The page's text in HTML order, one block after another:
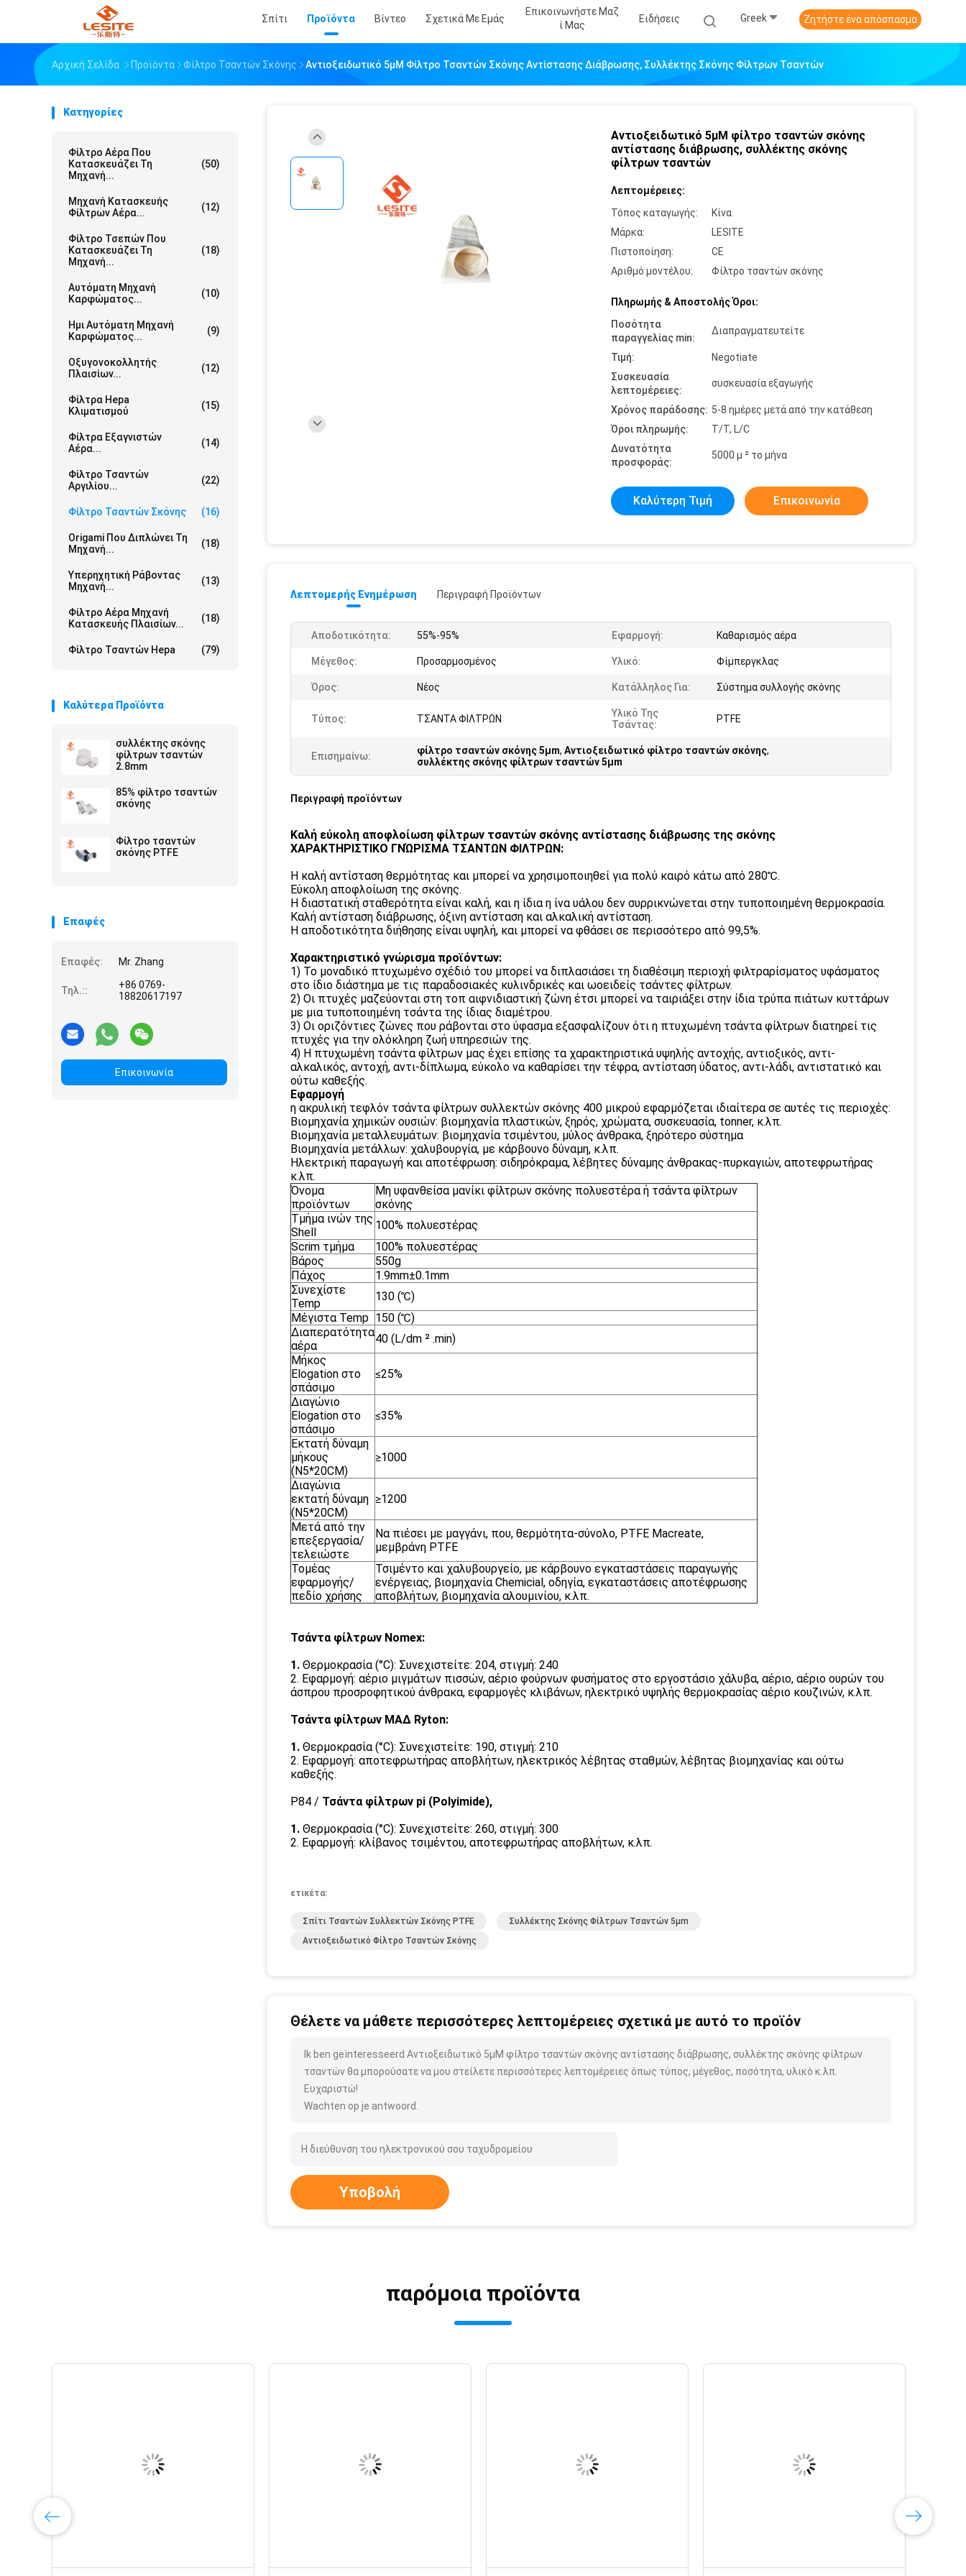
Σπίτι Προϊόντα Βίντεο Σχετικά Με Εμάς
Επικοινωνήστε Μαζ
Ί Μας
Ειδήσεις Greek Ζητήστε ένα απόσπασμα
Αρχική Σελίδα Προϊόντα Φίλτρο Τσαντών Σκόνης Αντιοξειδωτικό 5µM Φίλτρο Τσαντών Σκόνης Αντίστασης Διάβρωσης, Συλλέκτης Σκόνης Φίλτρων Τσαντών
Κατηγορίες
Φίλτρο Αέρα Που
Κατασκευάζει Τη
Μηχανή...
(50)
Μηχανή Κατασκευής
Φίλτρων Αέρα...
(12)
Φίλτρο Τσεπών Που
Κατασκευάζει Τη
Μηχανή...
(18)
Αυτόματη Μηχανή
Καρφώματος...
(10)
Ημι Αυτόματη Μηχανή
Καρφώματος...
(9)
Οξυγονοκολλητής
Πλαισίων...
(12)
Φίλτρα Hepa
Κλιματισμού
(15)
Φίλτρα Εξαγνιστών
Αέρα...
(14)
Φίλτρο Τσαντών
Αργιλίου...
(22)
Φίλτρο Τσαντών Σκόνης (16)
Origami Που Διπλώνει Τη
Μηχανή...
(18)
Υπερηχητική Ράβοντας
Μηχανή...
(13)
Φίλτρο Αέρα Μηχανή
Κατασκευής Πλαισίων...
(18)
Φίλτρο Τσαντών Hepa (79)
Καλύτερα Προϊόντα
συλλέκτης σκόνης
φίλτρων τσαντών
2.8mm
85% φίλτρο τσαντών
σκόνης
Φίλτρο τσαντών
σκόνης PTFE
Επαφές
Επαφές: Mr. Zhang
Τηλ.::
+86 0769-
18820617197
Επικοινωνία
Αντιοξειδωτικό 5µM φίλτρο τσαντών σκόνης
αντίστασης διάβρωσης, συλλέκτης σκόνης
φίλτρων τσαντών
Λεπτομέρειες:
Τόπος καταγωγής:
Κίνα
Μάρκα:
LESITE
Πιστοποίηση:
CE
Αριθμό μοντέλου:
Φίλτρο τσαντών σκόνης
Πληρωμής & Αποστολής Όροι:
Ποσότητα
παραγγελίας min:
Διαπραγματευτείτε
Τιμή:
Negotiate
Συσκευασία
λεπτομέρειες:
συσκευασία εξαγωγής
Χρόνος παράδοσης: 5-8 ημέρες μετά από την κατάθεση
Όροι πληρωμής:
T/T, L/C
Δυνατότητα
προσφοράς:
5000 μ ² το μήνα
Καλύτερη Τιμή Επικοινωνία
Λεπτομερής Ενημέρωση Περιγραφή Προϊόντων
Αποδοτικότητα: 55%-95% Εφαρμογή: Καθαρισμός αέρα
Μέγεθος: Προσαρμοσμένος Υλικό: Φίμπεργκλας
Όρος: Νέος Κατάλληλος Για: Σύστημα συλλογής σκόνης
Τύπος: ΤΣΑΝΤΑ ΦΙΛΤΡΩΝ
Υλικό Της
Τσάντας:
PTFE
Επισημαίνω: φίλτρο τσαντών σκόνης 5µm, Αντιοξειδωτικό φίλτρο τσαντών σκόνης,
συλλέκτης σκόνης φίλτρων τσαντών 5µm
Περιγραφή προϊόντων
Καλή εύκολη αποφλοίωση φίλτρων τσαντών σκόνης αντίστασης διάβρωσης της σκόνης
ΧΑΡΑΚΤΗΡΙΣΤΙΚΟ ΓΝΏΡΙΣΜΑ ΤΣΑΝΤΩΝ ΦΙΛΤΡΩΝ:
Η καλή αντίσταση θερμότητας και μπορεί να χρησιμοποιηθεί για πολύ καιρό κάτω από 280℃.
Εύκολη αποφλοίωση της σκόνης.
Η διαστατική σταθερότητα είναι καλή, και η ίδια η ίνα υάλου δεν συρρικνώνεται στην τυποποιημένη θερμοκρασία.
Καλή αντίσταση διάβρωσης, όξινη αντίσταση και αλκαλική αντίσταση.
Η αποδοτικότητα διήθησης είναι υψηλή, και μπορεί να φθάσει σε περισσότερο από 99,5%.
Χαρακτηριστικό γνώρισμα προϊόντων:
1) Το μοναδικό πτυχωμένο σχέδιό του μπορεί να διπλασιάσει τη διαθέσιμη περιοχή φιλτραρίσματος υφάσματος
στο ίδιο διάστημα με τις παραδοσιακές κυλινδρικές και ωοειδείς τσάντες φίλτρων.
2) Οι πτυχές μαζεύονται στη τοπ αιφνιδιαστική ζώνη έτσι μπορεί να ταιριάξει στην ίδια τρύπα πιάτων κυττάρων
με μια τυποποιημένη τσάντα της ίδιας διαμέτρου.
3) Οι οριζόντιες ζώνες που ράβονται στο ύφασμα εξασφαλίζουν ότι η πτυχωμένη τσάντα φίλτρων διατηρεί τις
πτυχές για την ολόκληρη ζωή υπηρεσιών της.
4) Η πτυχωμένη τσάντα φίλτρων μας έχει επίσης τα χαρακτηριστικά υψηλής αντοχής, αντιοξικός, αντι-
αλκαλικός, αντοχή, αντι-δίπλωμα, εύκολο να καθαρίσει την τέφρα, αντίσταση ύδατος, αντι-λάδι, αντιστατικό και
ούτω καθεξής.
Εφαρμογή
η ακρυλική τεφλόν τσάντα φίλτρων συλλεκτών σκόνης 400 μικρού εφαρμόζεται ιδιαίτερα σε αυτές τις περιοχές:
Βιομηχανία χημικών ουσιών: βιομηχανία πλαστικών, ξηρός, χρώματα, συσκευασία, tonner, κ.λπ.
Βιομηχανία μεταλλευμάτων: βιομηχανία τσιμέντου, μύλος άνθρακα, ξηρότερο σύστημα
Βιομηχανία μετάλλων: χαλυβουργία, με κάρβουνο δύναμη, κ.λπ.
Ηλεκτρική παραγωγή και αποτέφρωση: σιδηρόκραμα, λέβητες δύναμης άνθρακας-πυρκαγιών, αποτεφρωτήρας
κ.λπ.
Όνομα
προϊόντων
Μη υφανθείσα μανίκι φίλτρων σκόνης πολυεστέρα ή τσάντα φίλτρων
σκόνης
Τμήμα ινών της
Shell
100% πολυεστέρας
Scrim τμήμα
100% πολυεστέρας
Βάρος
550g
Πάχος
1.9mm±0.1mm
Συνεχίστε
Temp
130 (℃)
Μέγιστα Temp 150 (℃)
Διαπερατότητα
αέρα
40 (L/dm ² .min)
Μήκος
Elogation στο
σπάσιμο
≤25%
Διαγώνιο
Elogation στο
σπάσιμο
≤35%
Εκτατή δύναμη
μήκους
(N5*20CM)
≥1000
Διαγώνια
εκτατή δύναμη
(N5*20CM)
≥1200
Μετά από την
επεξεργασία/
τελειώστε
Να πιέσει με μαγγάνι, που, θερμότητα-σύνολο, PTFE Macreate,
μεμβράνη PTFE
Τομέας
εφαρμογής/
πεδίο χρήσης
Τσιμέντο και χαλυβουργείο, με κάρβουνο εγκαταστάσεις παραγωγής
ενέργειας, βιομηχανία Chemicial, οδηγία, εγκαταστάσεις αποτέφρωσης
αποβλήτων, βιομηχανία αλουμινίου, κ.λπ.
Τσάντα φίλτρων Nomex:
1. Θερμοκρασία (°C): Συνεχιστείτε: 204, στιγμή: 240
2. Εφαρμογή: αέριο μιγμάτων πισσών, αέριο φούρνων φυσήματος στο εργοστάσιο χάλυβα, αέριο, αέριο ουρών του
άσπρου προσροφητικού άνθρακα, εφαρμογές κλιβάνων, ηλεκτρικό υψηλής θερμοκρασίας αέριο κουζινών, κ.λπ.
Τσάντα φίλτρων ΜΑΔ Ryton:
1. Θερμοκρασία (°C): Συνεχιστείτε: 190, στιγμή: 210
2. Εφαρμογή: αποτεφρωτήρας αποβλήτων, ηλεκτρικός λέβητας σταθμών, λέβητας βιομηχανίας και ούτω
καθεξής.
P84 / Τσάντα φίλτρων pi (Polyimide),
1. Θερμοκρασία (°C): Συνεχιστείτε: 260, στιγμή: 300
2. Εφαρμογή: κλίβανος τσιμέντου, αποτεφρωτήρας αποβλήτων, κ.λπ.
ετικέτα:
Σπίτι Τσαντών Συλλεκτών Σκόνης PTFE
Συλλέκτης Σκόνης Φίλτρων Τσαντών 5µm
Αντιοξειδωτικό Φίλτρο Τσαντών Σκόνης
Θέλετε να μάθετε περισσότερες λεπτομέρειες σχετικά με αυτό το προϊόν
Ik ben geïnteresseerd Αντιοξειδωτικό 5µM φίλτρο τσαντών σκόνης αντίστασης διάβρωσης, συλλέκτης σκόνης φίλτρων
τσαντών θα μπορούσατε να μου στείλετε περισσότερες λεπτομέρειες όπως τύπος, μέγεθος, ποσότητα, υλικό κ.λπ.
Ευχαριστώ!
Wachten op je antwoord.
Υποβολή
παρόμοια προϊόντα